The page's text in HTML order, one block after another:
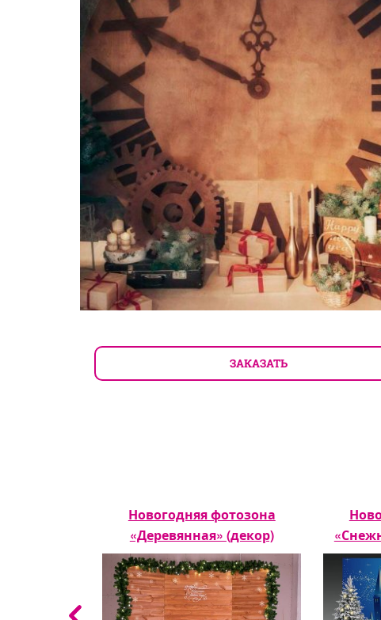
ЗАКАЗАТЬ
Новогодняя фотозона
«Деревянная» (декор)